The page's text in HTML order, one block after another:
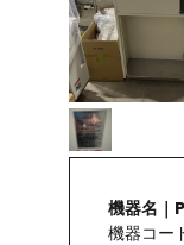
機器名
機器コー